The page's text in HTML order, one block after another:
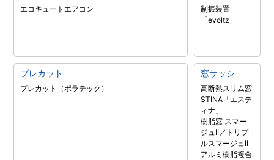
エコキュートエアコン
制振装置
「evoltz」
プレカット
プレカット（ポラテック）
窓サッシ
高断熱スリム窓
STINA「エステ
ィナ」
樹脂窓 スマー
ジュII／トリプ
ルスマージュII
アルミ樹脂複合